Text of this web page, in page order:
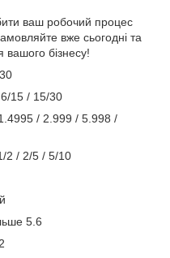
ваш робочий процес
вже сьогодні та
вашого бізнесу!
15 / 15/30
/ 2.999 / 5.998 /
2 / 2/5 / 5/10
5.6